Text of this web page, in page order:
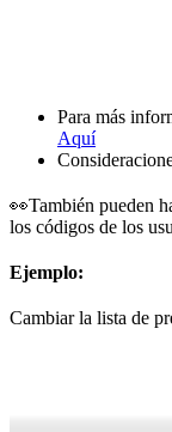
Para más
Aquí
👀También pueden
los códigos de los
Ejemplo:
Cambiar la lista de